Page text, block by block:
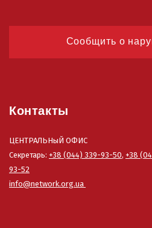
Сообщить о
Контакты
ЦЕНТРАЛЬНыЙ ОФИС
Секретарь: +38 (044) 339-93-50, +38
93-52
info@network.org.ua